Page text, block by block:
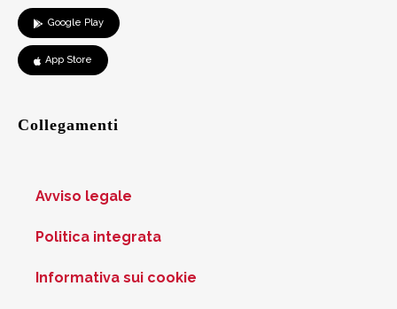
Google Play
App Store
Collegamenti
Avviso legale
Politica integrata
Informativa sui cookie